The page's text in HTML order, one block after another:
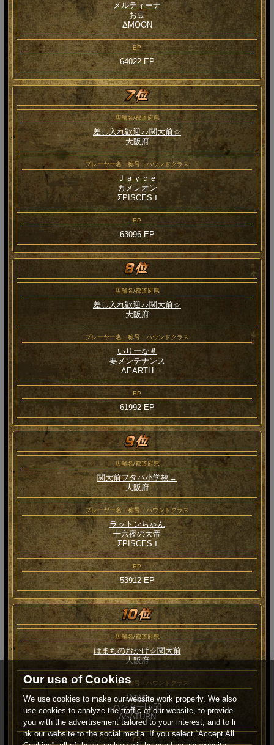
メルティーナ
お豆
ΔMOON
EP
64022 EP
店舗名/都道府県
差し入れ歓迎♪♪関大前☆
大阪府
プレーヤー名・称号・ハウンドクラス
Ｊａｙｃｅ
カメレオン
ΣPISCES Ⅰ
EP
63096 EP
店舗名/都道府県
差し入れ歓迎♪♪関大前☆
大阪府
プレーヤー名・称号・ハウンドクラス
いりーな＃
要メンテナンス
ΔEARTH
EP
61992 EP
店舗名/都道府県
関大前フタバ小学校←
大阪府
プレーヤー名・称号・ハウンドクラス
ラットンちゃん
十六夜の大帝
ΣPISCES Ⅰ
EP
53912 EP
店舗名/都道府県
はまちのおかげ☆関大前
大阪府
プレーヤー名・称号・ハウンドクラス
ひなた
ハンターLv50
ΔSATURN
EP
Our use of Cookies
We use cookies to make our website work properly. We also
use cookies to analyze the traffic of our website, to provide
you with the advertisement tailored to your interest, and to li
nk our website to the social media. If you select “Accept All